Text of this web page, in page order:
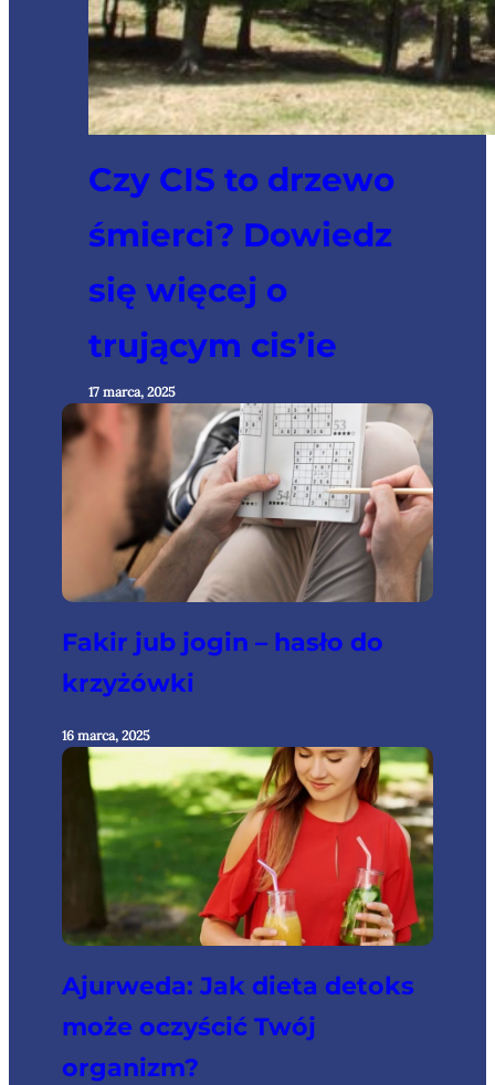
Czy CIS to drzewo
śmierci? Dowiedz
się więcej o
trującym cis’ie
17 marca, 2025
Fakir jub jogin – hasło do
krzyżówki
16 marca, 2025
Ajurweda: Jak dieta detoks
może oczyścić Twój
organizm?